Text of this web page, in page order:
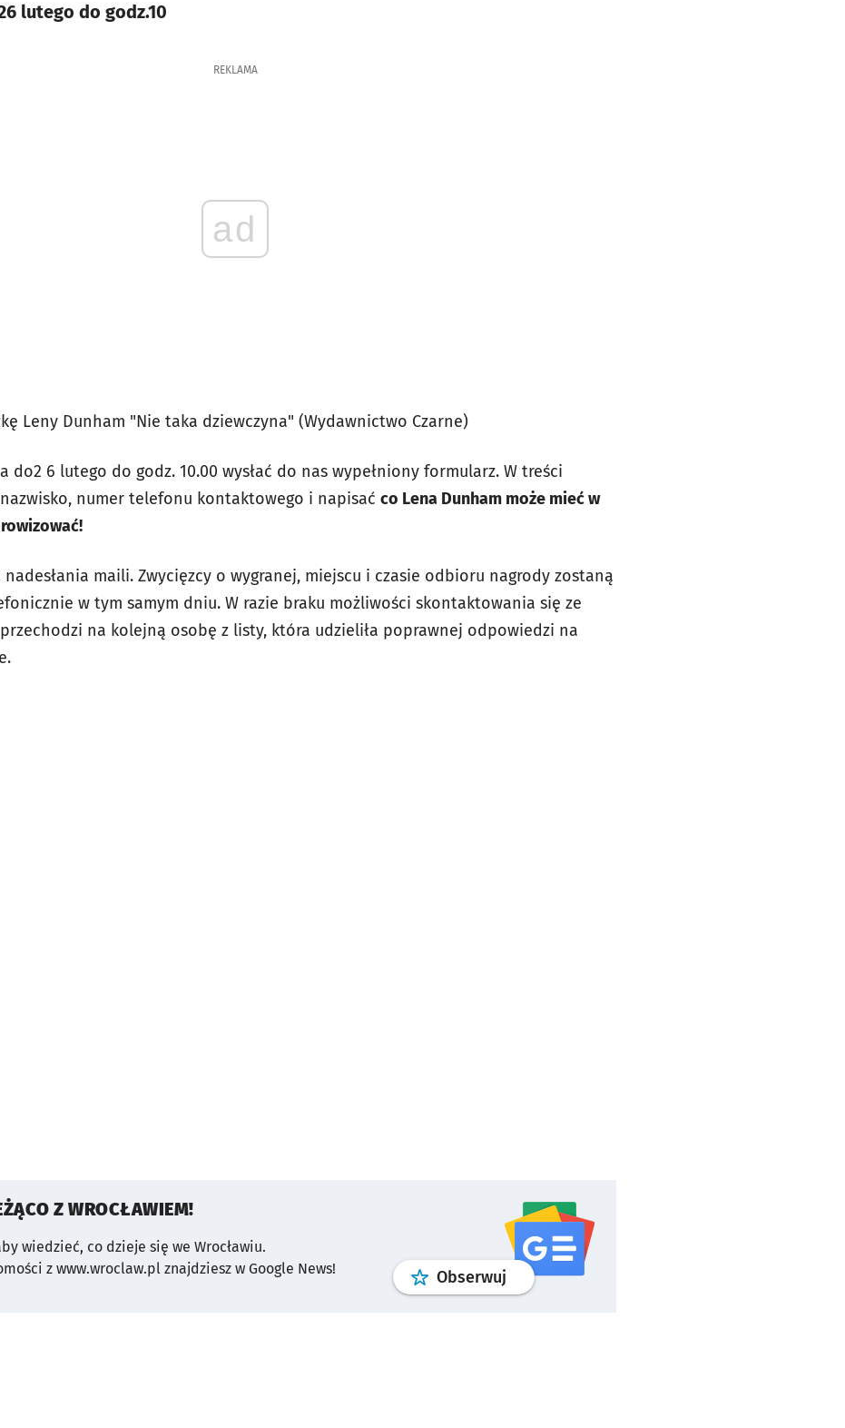
lutego do godz.10
REKLAMA
ad
Leny Dunham "Nie taka dziewczyna" (Wydawnictwo Czarne)
do2 6 lutego do godz. 10.00 wysłać do nas wypełniony formularz. W treści
numer telefonu kontaktowego i napisać co Lena Dunham może mieć w
maili. Zwycięzcy o wygranej, miejscu i czasie odbioru nagrody zostaną
w tym samym dniu. W razie braku możliwości skontaktowania się ze
na kolejną osobę z listy, która udzieliła poprawnej odpowiedzi na
Z WROCŁAWIEM!
wiedzieć, co dzieje się we Wrocławiu.
z www.wroclaw.pl znajdziesz w Google News!
Obserwuj profilgoogle news